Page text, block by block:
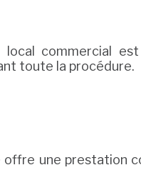
commercial
toute la procédure.
offre une prestation